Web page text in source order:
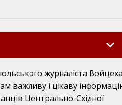
(для Android) 200
(для iOS) 200 грн
журналіста Войцеха
важливу і цікаву
Центрально-Східної